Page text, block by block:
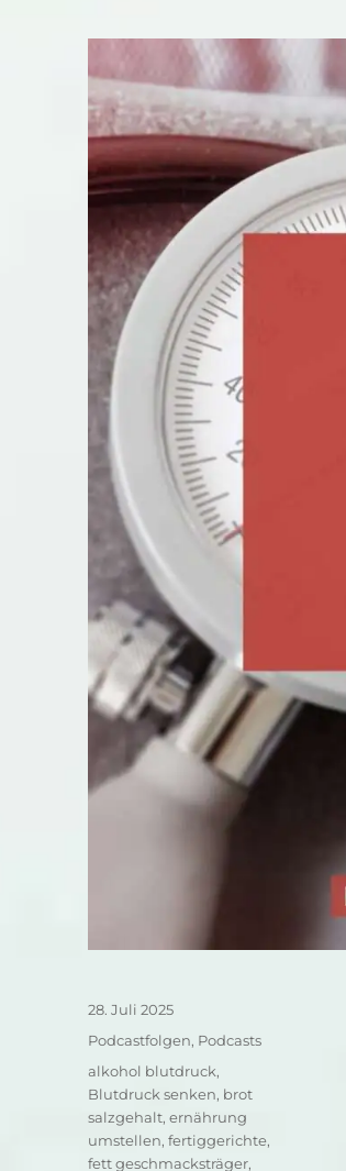
Veröffentlicht
28. Juli 2025
Kategorien
Podcastfolgen, Podcasts
Schlagwörter
alkohol blutdruck,
Blutdruck senken, brot
salzgehalt,ernährung
umstellen,fertiggerichte,
fett geschmacksträger,